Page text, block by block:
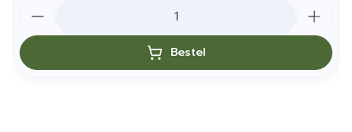
Bestel